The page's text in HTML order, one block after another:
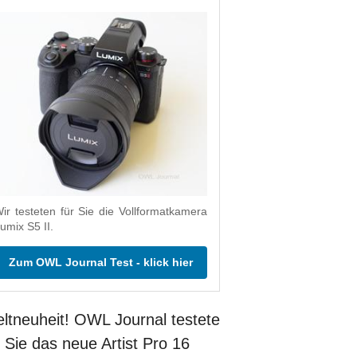
testeten für Sie die Vollformatkamera
S5 II.
Zum OWL Journal Test - klick hier
OWL Journal testete
Sie das neue Artist Pro 16